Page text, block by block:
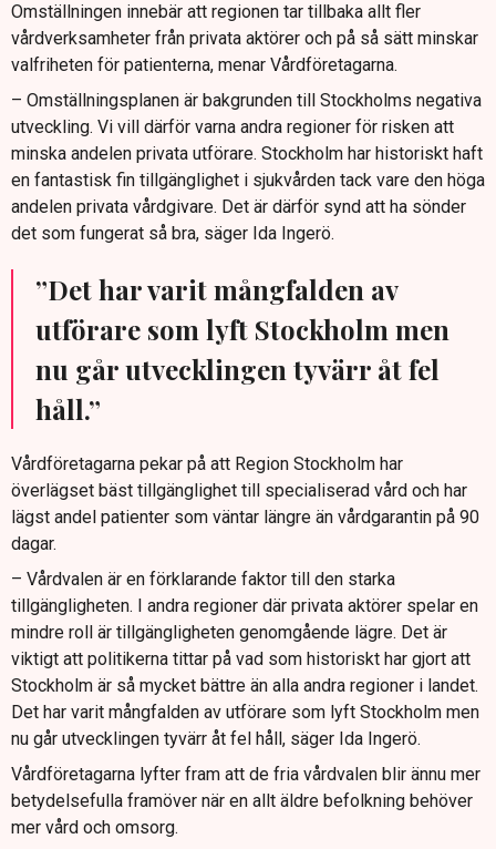
Omställningen innebär att regionen tar tillbaka allt fler
vårdverksamheter från privata aktörer och på så sätt minskar
valfriheten för patienterna, menar Vårdföretagarna.
– Omställningsplanen är bakgrunden till Stockholms negativa
utveckling. Vi vill därför varna andra regioner för risken att
minska andelen privata utförare. Stockholm har historiskt haft
en fantastisk fin tillgänglighet i sjukvården tack vare den höga
andelen privata vårdgivare. Det är därför synd att ha sönder
det som fungerat så bra, säger Ida Ingerö.
”Det har varit mångfalden av
utförare som lyft Stockholm men
nu går utvecklingen tyvärr åt fel
håll.”
Vårdföretagarna pekar på att Region Stockholm har
överlägset bäst tillgänglighet till specialiserad vård och har
lägst andel patienter som väntar längre än vårdgarantin på 90
dagar.
– Vårdvalen är en förklarande faktor till den starka
tillgängligheten. I andra regioner där privata aktörer spelar en
mindre roll är tillgängligheten genomgående lägre. Det är
viktigt att politikerna tittar på vad som historiskt har gjort att
Stockholm är så mycket bättre än alla andra regioner i landet.
Det har varit mångfalden av utförare som lyft Stockholm men
nu går utvecklingen tyvärr åt fel håll, säger Ida Ingerö.
Vårdföretagarna lyfter fram att de fria vårdvalen blir ännu mer
betydelsefulla framöver när en allt äldre befolkning behöver
mer vård och omsorg.